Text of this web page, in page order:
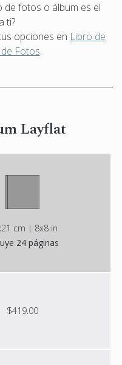
de fotos o álbum es el
ti?
opciones en Libro de
Fotos.
Layflat
cm | 8x8 in
24 páginas
$419.00